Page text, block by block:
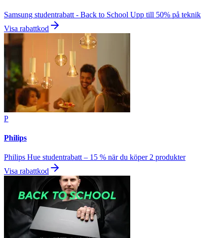
Samsung studentrabatt - Back to School Upp till 50% på teknik
Visa rabattkod
P
Philips
Philips Hue studentrabatt – 15 % när du köper 2 produkter
Visa rabattkod